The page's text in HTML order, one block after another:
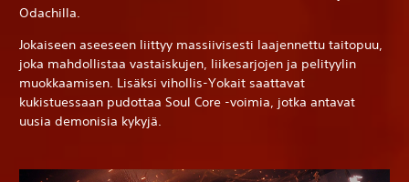
Odachilla.
Jokaiseen aseeseen liittyy massiivisesti laajennettu taitopuu,
joka mahdollistaa vastaiskujen, liikesarjojen ja pelityylin
muokkaamisen. Lisäksi vihollis-Yokait saattavat
kukistuessaan pudottaa Soul Core -voimia, jotka antavat
uusia demonisia kykyjä.